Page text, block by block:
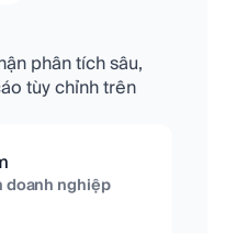
phân tích sâu,
tùy chỉnh trên
doanh nghiệp